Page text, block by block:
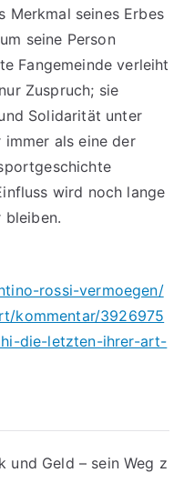
Merkmal seines Erbes
seine Person
Fangemeinde verleiht
Zuspruch; sie
Solidarität unter
immer als eine der
wird noch lange
bleiben.
rossi-vermoegen/
kommentar/3926975
die-letzten-ihrer-art-
und Geld – sein Weg z